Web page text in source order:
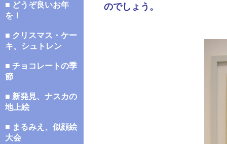
■ どうぞ良いお年
を！
■ クリスマス・ケー
キ、シュトレン
■ チョコレートの季
節
■ 新発見、ナスカの
地上絵
■ まるみえ、似顔絵
大会
のでしょう。